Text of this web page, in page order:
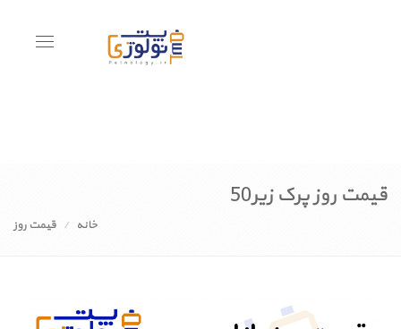
Toggle
قیمت روز پرک زیر50
خانه قیمت روز